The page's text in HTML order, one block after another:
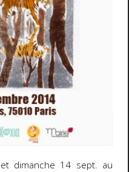
dimanche 14 sept. au